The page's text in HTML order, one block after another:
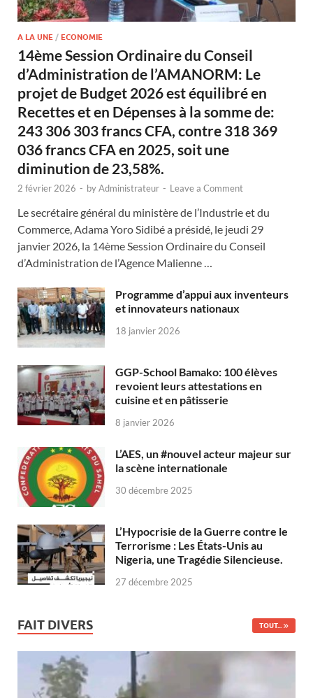
A LA UNE / ECONOMIE
14ème Session Ordinaire du Conseil
d’Administration de l’AMANORM: Le
projet de Budget 2026 est équilibré en
Recettes et en Dépenses à la somme de:
243 306 303 francs CFA, contre 318 369
036 francs CFA en 2025, soit une
diminution de 23,58%.
2 février 2026 - byAdministrateur - Leave a Comment
Le secrétaire général du ministère de l’Industrie et du
Commerce, Adama Yoro Sidibé a présidé, le jeudi 29
janvier 2026, la 14ème Session Ordinaire du Conseil
d’Administration de l’Agence Malienne …
Programme d’appui aux inventeurs
et innovateurs nationaux
18 janvier 2026
GGP-School Bamako: 100 élèves
revoient leurs attestations en
cuisine et en pâtisserie
8 janvier 2026
L’AES, un #nouvel acteur majeur sur
la scène internationale
30 décembre 2025
L’Hypocrisie de la Guerre contre le
Terrorisme : Les États-Unis au
Nigeria, une Tragédie Silencieuse.
27 décembre 2025
FAIT DIVERS TOUT...